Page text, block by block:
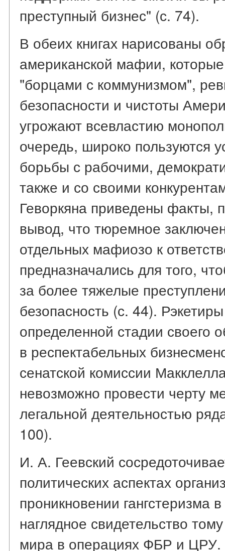
преступный бизнес" (с. 74).
В обеих книгах нарисованы
американской мафии,
"борцами с коммунизмом",
безопасности и чистоты
угрожают всевластию
очередь, широко пользуются
борьбы с рабочими,
также и со своими
Геворкяна приведены факты,
вывод, что тюремное
отдельных мафиозо к
предназначались для того,
за более тяжелые
безопасность (с. 44).
определенной стадии своего
в респектабельных
сенатской комиссии
невозможно провести черту
легальной деятельностью
100).
И. А. Геевский
политических аспектах
проникновении гангстеризма
наглядное свидетельство
мира в операциях ФБР и ЦРУ.